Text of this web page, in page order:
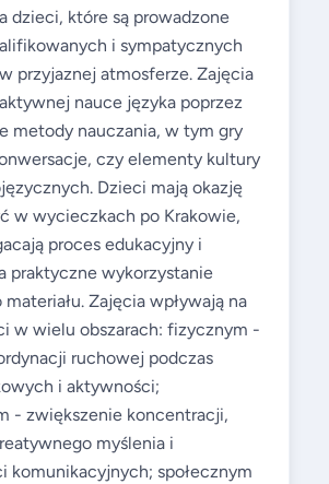
dzieci, które są prowadzone
i sympatycznych
przyjaznej atmosferze. Zajęcia
nauce języka poprzez
metody nauczania, w tym gry
czy elementy kultury
Dzieci mają okazję
w wycieczkach po Krakowie,
proces edukacyjny i
praktyczne wykorzystanie
Zajęcia wpływają na
w wielu obszarach: fizycznym -
ruchowej podczas
i aktywności;
- zwiększenie koncentracji,
myślenia i
komunikacyjnych; społecznym